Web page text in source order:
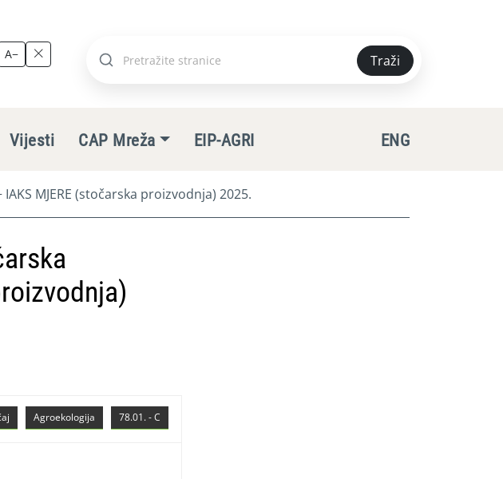
A−
Pretraži
Traži
Vijesti CAP Mreža EIP-AGRI ENG
MJERE (stočarska proizvodnja) 2025.
78.01. - C
Agroekologija